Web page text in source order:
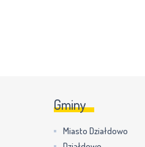
Gminy
Miasto Działdowo